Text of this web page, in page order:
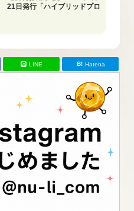
21日発行「ハイブリッドプロ
LINE Hatena